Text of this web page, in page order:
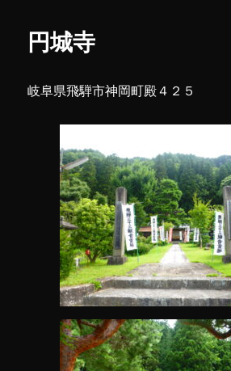
に
円城寺
岐阜県飛騨市神岡町殿４２５